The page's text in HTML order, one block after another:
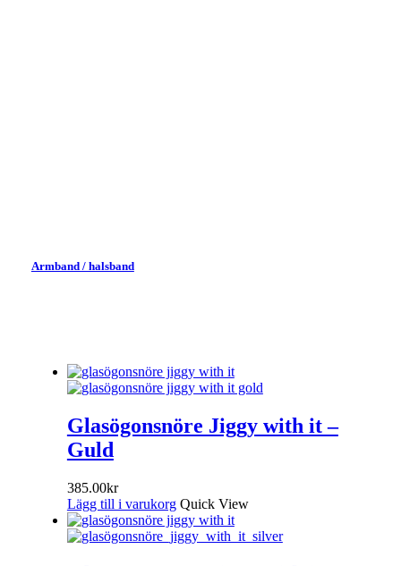
Armband / halsband
Glasögonsnöre Jiggy with it –
Guld
385.00kr
Lägg till i varukorg Quick View